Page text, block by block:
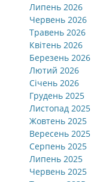
Липень 2026
Червень 2026
Травень 2026
Квітень 2026
Березень 2026
Лютий 2026
Січень 2026
Грудень 2025
Листопад 2025
Жовтень 2025
Вересень 2025
Серпень 2025
Липень 2025
Червень 2025